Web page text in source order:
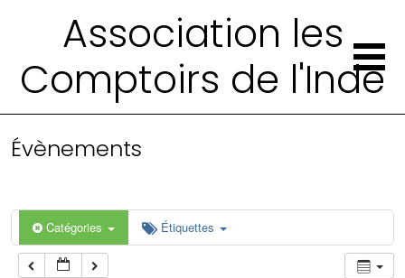
Association les
Comptoirs de l'Inde
Évènements
Catégories Étiquettes
4 h 00 min
6 h 00 min